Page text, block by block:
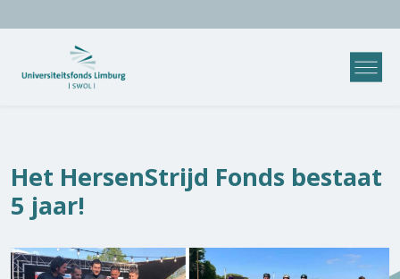
Het HersenStrijd Fonds bestaat
5 jaar!